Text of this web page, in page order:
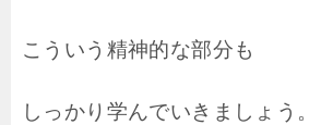
こういう精神的な部分も
しっかり学んでいきましょう。